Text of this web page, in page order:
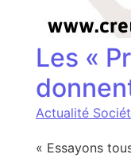
Les «
Actualité
« Essayons